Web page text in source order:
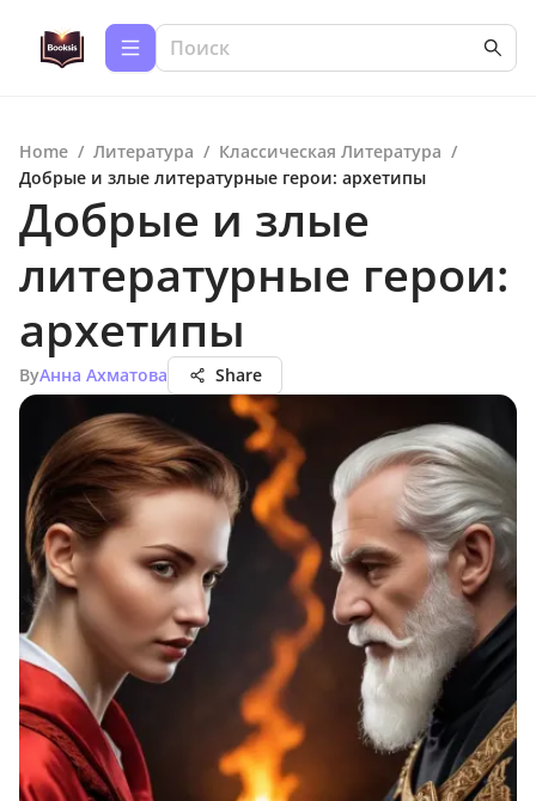
Home / Литература / Классическая Литература /
Добрые и злые литературные герои: архетипы
Добрые и злые
литературные герои:
архетипы
ByАнна Ахматова Share